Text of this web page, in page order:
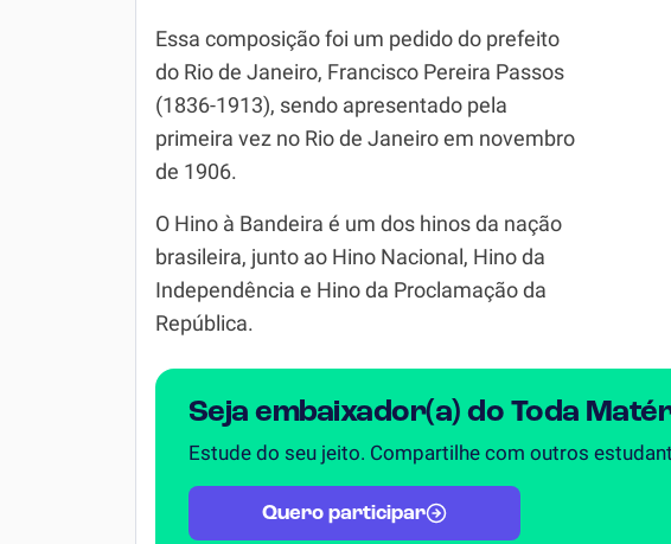
Simulador SiSU
Física
Química
Todos os Exercícios
Essa composição foi um pedido do prefeito
do Rio de Janeiro, Francisco Pereira Passos
(1836-1913), sendo apresentado pela
primeira vez no Rio de Janeiro em novembro
de 1906.
O Hino à Bandeira é um dos hinos da nação
brasileira, junto ao Hino Nacional, Hino da
Independência e Hino da Proclamação da
República.
Seja embaixador(a) do Toda
Estude do seu jeito. Compartilhe com outros
Quero participar